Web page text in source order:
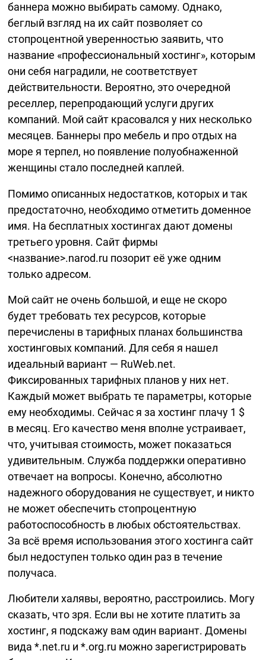
баннера можно выбирать самому. Однако,
беглый взгляд на их сайт позволяет со
стопроцентной уверенностью заявить, что
название «профессиональный хостинг», которым
они себя наградили, не соответствует
действительности. Вероятно, это очередной
реселлер, перепродающий услуги других
компаний. Мой сайт красовался у них несколько
месяцев. Баннеры про мебель и про отдых на
море я терпел, но появление полуобнаженной
женщины стало последней каплей.
Помимо описанных недостатков, которых и так
предостаточно, необходимо отметить доменное
имя. На бесплатных хостингах дают домены
третьего уровня. Сайт фирмы
<название>.narod.ru позорит её уже одним
только адресом.
Мой сайт не очень большой, и еще не скоро
будет требовать тех ресурсов, которые
перечислены в тарифных планах большинства
хостинговых компаний. Для себя я нашел
идеальный вариант — RuWeb.net.
Фиксированных тарифных планов у них нет.
Каждый может выбрать те параметры, которые
ему необходимы. Сейчас я за хостинг плачу 1 $
в месяц. Его качество меня вполне устраивает,
что, учитывая стоимость, может показаться
удивительным. Служба поддержки оперативно
отвечает на вопросы. Конечно, абсолютно
надежного оборудования не существует, и никто
не может обеспечить стопроцентную
работоспособность в любых обстоятельствах.
За всё время использования этого хостинга сайт
был недоступен только один раз в течение
получаса.
Любители халявы, вероятно, расстроились. Могу
сказать, что зря. Если вы не хотите платить за
хостинг, я подскажу вам один вариант. Домены
вида *.net.ru и *.org.ru можно зарегистрировать